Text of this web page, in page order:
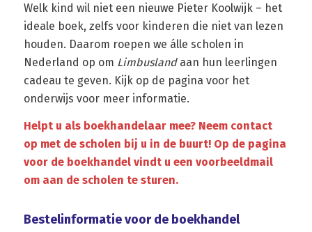
Welk kind wil niet een nieuwe Pieter Koolwijk – het
ideale boek, zelfs voor kinderen die niet van lezen
houden. Daarom roepen we álle scholen in
Nederland op om Limbuslandaan hun leerlingen
cadeau te geven. Kijk op de pagina voor het
onderwijs voor meer informatie.
Helpt u als boekhandelaar mee? Neem contact
op met de scholen bij u in de buurt! Op de pagina
voor de boekhandel vindt u een voorbeeldmail
om aan de scholen te sturen.
Bestelinformatie voor de boekhandel